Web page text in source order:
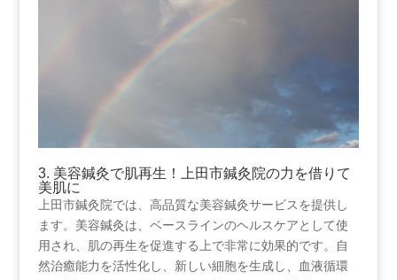
3. 美容鍼灸で肌再生！上田市鍼灸院の力を借りて
美肌に
上田市鍼灸院では、高品質な美容鍼灸サービスを提供し
ます。美容鍼灸は、ベースラインのヘルスケアとして使
用され、肌の再生を促進する上で非常に効果的です。自
然治癒能力を活性化し、新しい細胞を生成し、血液循環